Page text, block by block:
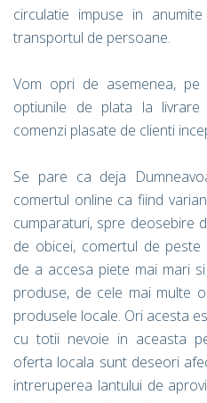
circulatie impuse in
transportul de persoane.
Vom opri de asemenea,
optiunile de plata la
comenzi plasate de clienti
Se pare ca deja
comertul online ca fiind
cumparaturi, spre deosebire
de obicei, comertul de
de a accesa piete mai mari
produse, de cele mai multe
produsele locale. Ori acesta
cu totii nevoie in aceasta
oferta locala sunt deseori
intreruperea lantului de